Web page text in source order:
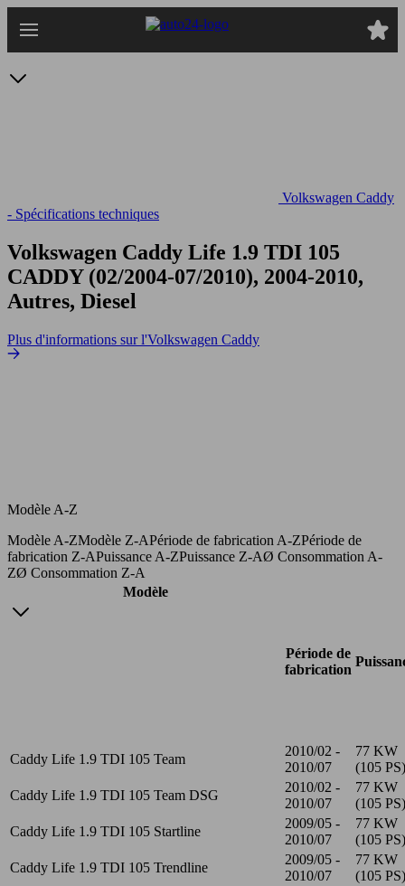
au
Volkswagen Caddy
- Spécifications techniques
Volkswagen Caddy Life 1.9 TDI 105
CADDY (02/2004-07/2010), 2004-2010,
Autres, Diesel
Plus d'informations sur l'Volkswagen Caddy
Modèle A-Z
Modèle A-ZModèle Z-APériode de fabrication A-ZPériode de
fabrication Z-APuissance A-ZPuissance Z-AØ Consommation A-
ZØ Consommation Z-A
Modèle
Période de
fabrication
Caddy Life 1.9 TDI 105 Team
2010/02 -
2010/07
77 KW
(105 PS)
Caddy Life 1.9 TDI 105 Team DSG
2010/02 -
2010/07
77 KW
(105 PS)
Caddy Life 1.9 TDI 105 Startline
2009/05 -
2010/07
77 KW
(105 PS)
Caddy Life 1.9 TDI 105 Trendline
2009/05 -
2010/07
77 KW
(105 PS)